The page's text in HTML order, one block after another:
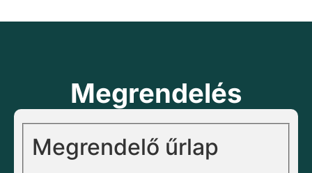
Megrendelés
Megrendelő űrlap